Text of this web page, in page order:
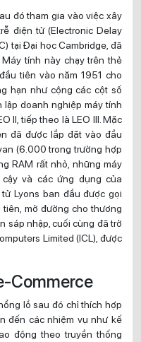
đó tham gia vào việc xây
điện tử (Electronic Delay
tại Đại học Cambridge, đã
tính này chạy trên thẻ
tiên vào năm 1951 cho
hạn như cộng các cột số
lập doanh nghiệp máy tính
II, tiếp theo là LEO III. Mặc
đã được lắp đặt vào đầu
(6.000 trong trường hợp
RAM rất nhỏ, những máy
và các ứng dụng của
Lyons ban đầu được gọi
mở đường cho thương
sáp nhập, cuối cùng đã trở
Limited (ICL), được
Commerce
lồ sau đó chỉ thích hợp
đến các nhiệm vụ như kế
động theo truyền thống